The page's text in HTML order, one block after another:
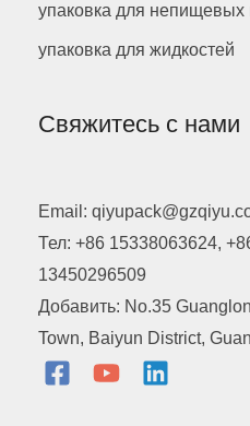
упаковка для непищевых
упаковка для жидкостей
Свяжитесь с нами
Email:
Тел: +86 15338063624,
13450296509
Добавить: No.35
Town, Baiyun District,